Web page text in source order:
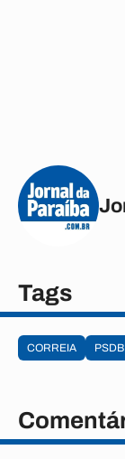
Tags
CORREIA PSDB